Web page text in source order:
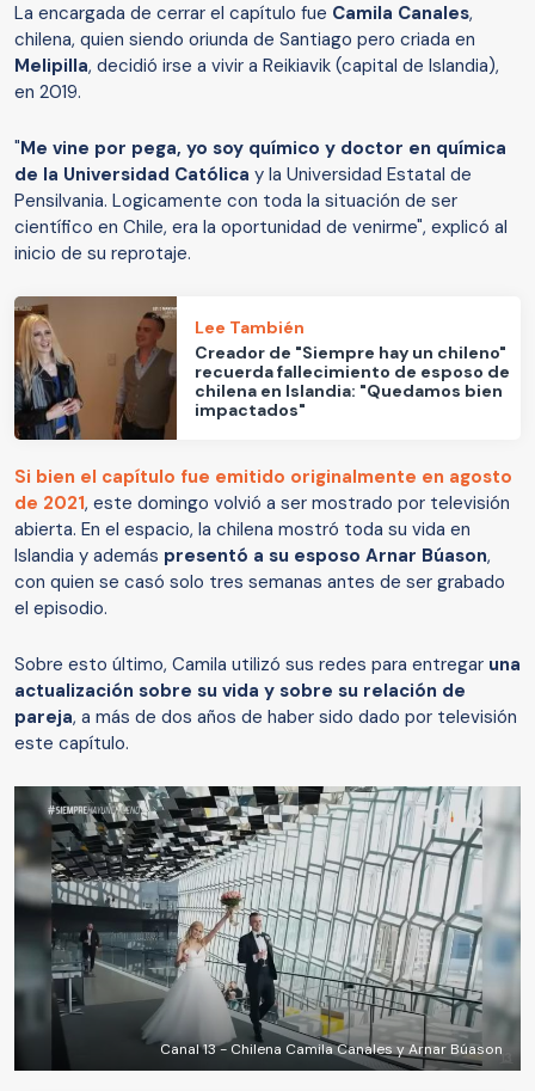
La encargada de cerrar el capítulo fue Camila Canales,
chilena, quien siendo oriunda de Santiago pero criada en
Melipilla, decidió irse a vivir a Reikiavik (capital de Islandia),
en 2019.
"Me vine por pega, yo soy químico y doctor en química
de la Universidad Católica y la Universidad Estatal de
Pensilvania. Logicamente con toda la situación de ser
científico en Chile, era la oportunidad de venirme", explicó al
inicio de su reprotaje.
Lee También
Creador de "Siempre hay un chileno"
recuerda fallecimiento de esposo de
chilena en Islandia: "Quedamos bien
impactados"
Si bien el capítulo fue emitido originalmente en agosto
de 2021, este domingo volvió a ser mostrado por televisión
abierta. En el espacio, la chilena mostró toda su vida en
Islandia y además presentó a su esposo Arnar Búason,
con quien se casó solo tres semanas antes de ser grabado
el episodio.
Sobre esto último, Camila utilizó sus redes para entregar una
actualización sobre su vida y sobre su relación de
pareja, a más de dos años de haber sido dado por televisión
este capítulo.
Canal 13 - Chilena Camila Canales y Arnar Búason